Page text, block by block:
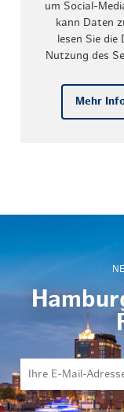
um Social-
kann Daten
lesen Sie
Nutzung des
Mehr